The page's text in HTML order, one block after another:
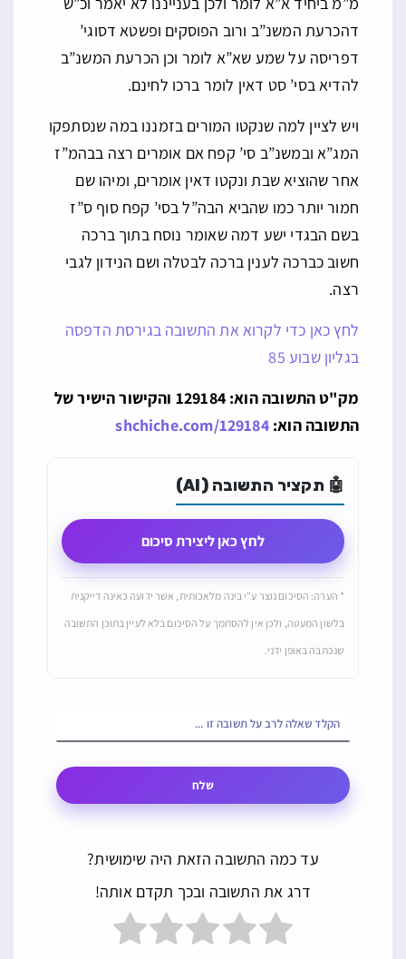
דהכרעת המשנ”ב ורוב הפוסקים ופשטא דסוגי’
דפריסה על שמע שא”א לומר וכן הכרעת המשנ”ב
להדיא בסי’ סט דאין לומר ברכו לחינם.
ויש לציין למה שנקטו המורים בזמננו במה שנסתפקו
המג”א ובמשנ”ב סי’ קפח אם אומרים רצה בבהמ”ז
אחר שהוציא שבת ונקטו דאין אומרים, ומיהו שם
חמור יותר כמו שהביא הבה”ל בסי’ קפח סוף ס”ז
בשם הבגדי ישע דמה שאומר נוסח בתוך ברכה
חשוב כברכה לענין ברכה לבטלה ושם הנידון לגבי
רצה.
לחץ כאן כדי לקרוא את התשובה בגירסת הדפסה
בגליון שבוע 85
מק"ט התשובה הוא: 129184 והקישור הישיר של
התשובה הוא:shchiche.com/129184
🤖 תקציר התשובה (AI)
לחץ כאן ליצירת סיכום
* הערה: הסיכום נוצר ע"י בינה מלאכותית, אשר ידועה כאינה דייקנית
בלשון המעטה, ולכן אין להסתמך על הסיכום בלא לעיין בתוכן התשובה
שנכתבה באופן ידני.
שלח
עד כמה התשובה הזאת היה שימושית?
דרג את התשובה ובכך תקדם אותה!